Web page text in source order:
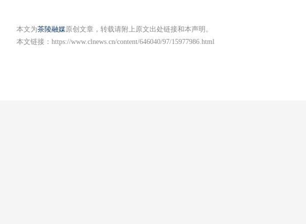
本文为茶陵融媒原创文章，转载请附上原文出处链接和本声明。
本文链接： https://www.clnews.cn/content/646040/97/15977986.html